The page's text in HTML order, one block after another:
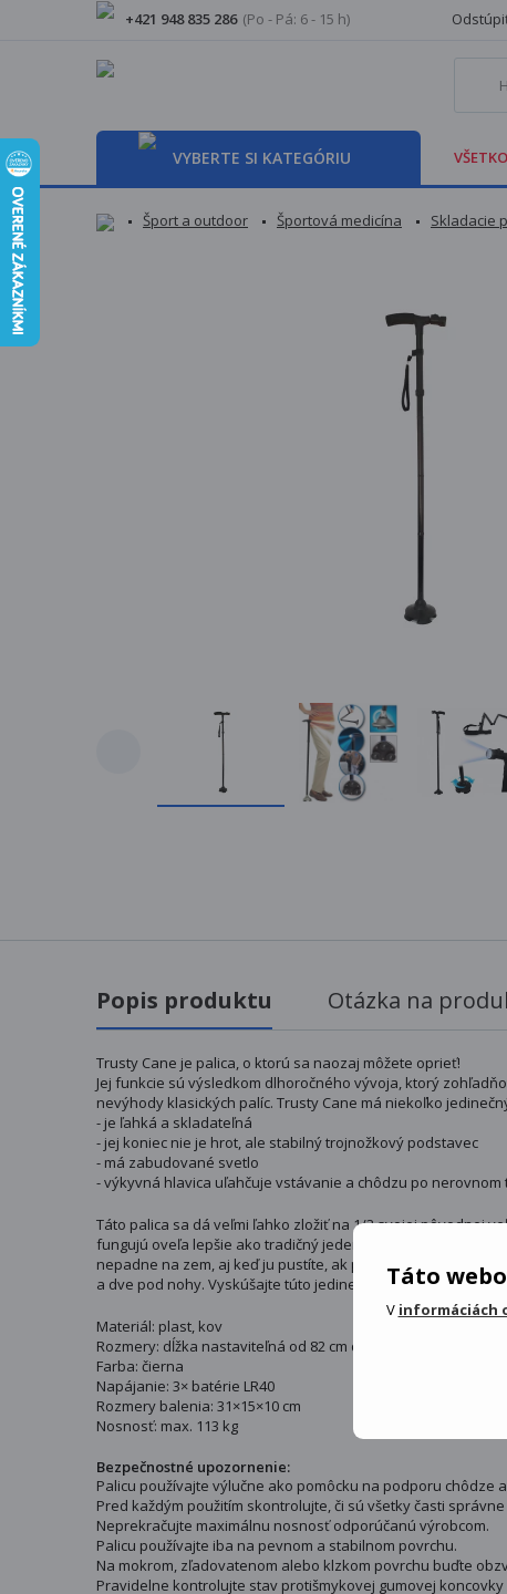
Táto
V informáciách
+421 948 835 286 (Po - Pá: 6 - 15 h)
VYBERTE SI KATEGÓRIU
Šport a outdoor Športová medicína Skladacie
Popis produktu Otázka na
Trusty Cane je palica, o ktorú sa naozaj môžete oprieť!
Jej funkcie sú výsledkom dlhoročného vývoja, ktorý
nevýhody klasických palíc. Trusty Cane má niekoľko
- je ľahká a skladateľná
- jej koniec nie je hrot, ale stabilný trojnožkový podstavec
- má zabudované svetlo
- výkyvná hlavica uľahčuje vstávanie a chôdzu po nerovnom
Táto palica sa dá veľmi ľahko zložiť na 1/3 svojej pôvodnej
fungujú oveľa lepšie ako tradičný jeden a zabezpečujú
nepadne na zem, aj keď ju pustíte, ak práve potrebujete obe
a dve pod nohy. Vyskúšajte túto jedinečnú palicu a znovu
Materiál: plast, kov
Rozmery: dĺžka nastaviteľná od 82 cm do 94 cm
Farba: čierna
Napájanie: 3× batérie LR40
Rozmery balenia: 31×15×10 cm
Nosnosť: max. 113 kg
Bezpečnostné upozornenie:
Palicu používajte výlučne ako pomôcku na podporu chôdze
Pred každým použitím skontrolujte, či sú všetky časti
Neprekračujte maximálnu nosnosť odporúčanú výrobcom.
Palicu používajte iba na pevnom a stabilnom povrchu.
Na mokrom, zľadovatenom alebo klzkom povrchu buďte
Pravidelne kontrolujte stav protišmykovej gumovej